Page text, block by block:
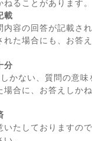
ねることがあります。
載
内容の回答が記載さ
れた場合にも、お答
分
かない、質問の意味
場合に、お答えしか
いたしておりますの